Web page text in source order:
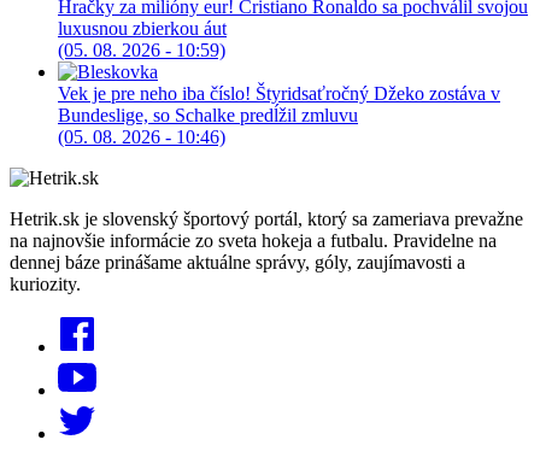
Hračky za milióny eur! Cristiano Ronaldo sa pochválil svojou
luxusnou zbierkou áut
(05. 08. 2026 - 10:59)
Vek je pre neho iba číslo! Štyridsaťročný Džeko zostáva v
Bundeslige, so Schalke predĺžil zmluvu
(05. 08. 2026 - 10:46)
Hetrik.sk je slovenský športový portál, ktorý sa zameriava prevažne
na najnovšie informácie zo sveta hokeja a futbalu. Pravidelne na
dennej báze prinášame aktuálne správy, góly, zaujímavosti a
kuriozity.